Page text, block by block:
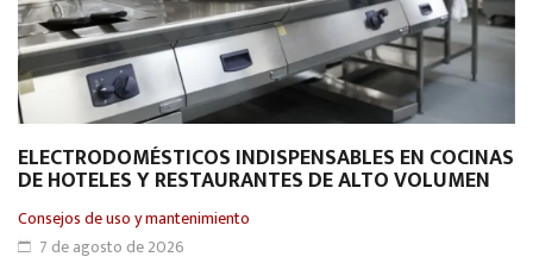
ELECTRODOMÉSTICOS INDISPENSABLES EN COCINAS
DE HOTELES Y RESTAURANTES DE ALTO VOLUMEN
Consejos de uso y mantenimiento
7 de agosto de 2026